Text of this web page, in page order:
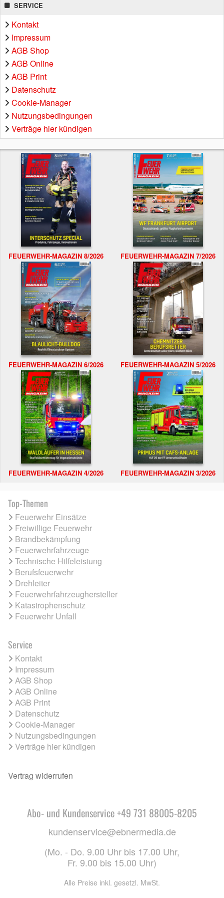
SERVICE
Kontakt
Impressum
AGB Shop
AGB Online
AGB Print
Datenschutz
Cookie-Manager
Nutzungsbedingungen
Verträge hier kündigen
FEUERWEHR-MAGAZIN 8/2026 FEUERWEHR-MAGAZIN 7/2026
FEUERWEHR-MAGAZIN 6/2026 FEUERWEHR-MAGAZIN 5/2026
FEUERWEHR-MAGAZIN 4/2026 FEUERWEHR-MAGAZIN 3/2026
Top-Themen
Feuerwehr Einsätze
Freiwillige Feuerwehr
Brandbekämpfung
Feuerwehrfahrzeuge
Technische Hilfeleistung
Berufsfeuerwehr
Drehleiter
Feuerwehrfahrzeughersteller
Katastrophenschutz
Feuerwehr Unfall
Service
Kontakt
Impressum
AGB Shop
AGB Online
AGB Print
Datenschutz
Cookie-Manager
Nutzungsbedingungen
Verträge hier kündigen
Vertrag widerrufen
Abo- und Kundenservice +49 731 88005-8205
kundenservice@ebnermedia.de
(Mo. - Do. 9.00 Uhr bis 17.00 Uhr,
Fr. 9.00 bis 15.00 Uhr)
Alle Preise inkl. gesetzl. MwSt.